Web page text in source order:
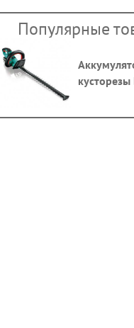
Популярные